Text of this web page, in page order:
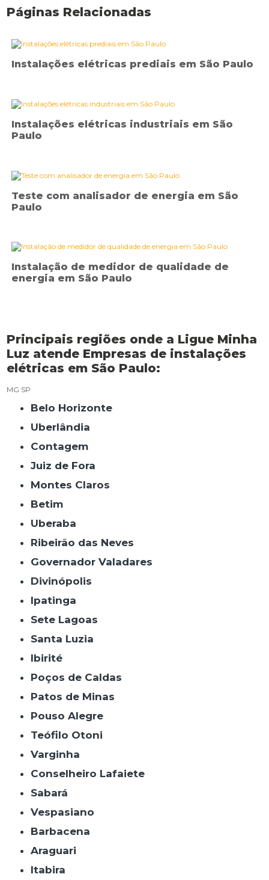
Páginas Relacionadas
Instalações elétricas prediais em São Paulo
Instalações elétricas industriais em São
Paulo
Teste com analisador de energia em São
Paulo
Instalação de medidor de qualidade de
energia em São Paulo
Principais regiões onde a Ligue Minha
Luz atende Empresas de instalações
elétricas em São Paulo:
MG SP
Belo Horizonte
Uberlândia
Contagem
Juiz de Fora
Montes Claros
Betim
Uberaba
Ribeirão das Neves
Governador Valadares
Divinópolis
Ipatinga
Sete Lagoas
Santa Luzia
Ibirité
Poços de Caldas
Patos de Minas
Pouso Alegre
Teófilo Otoni
Varginha
Conselheiro Lafaiete
Sabará
Vespasiano
Barbacena
Araguari
Itabira